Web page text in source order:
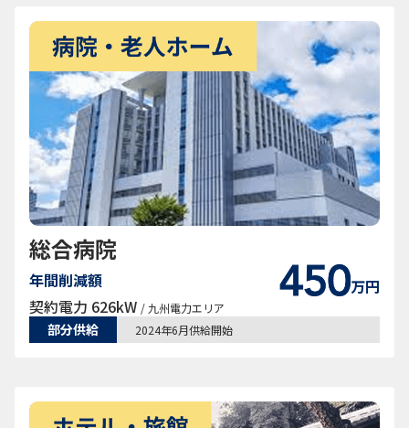
総合病院
年間削減額
万円
契約電力 626kW / 九州電力エリア
部分供給 2024年6月供給開始